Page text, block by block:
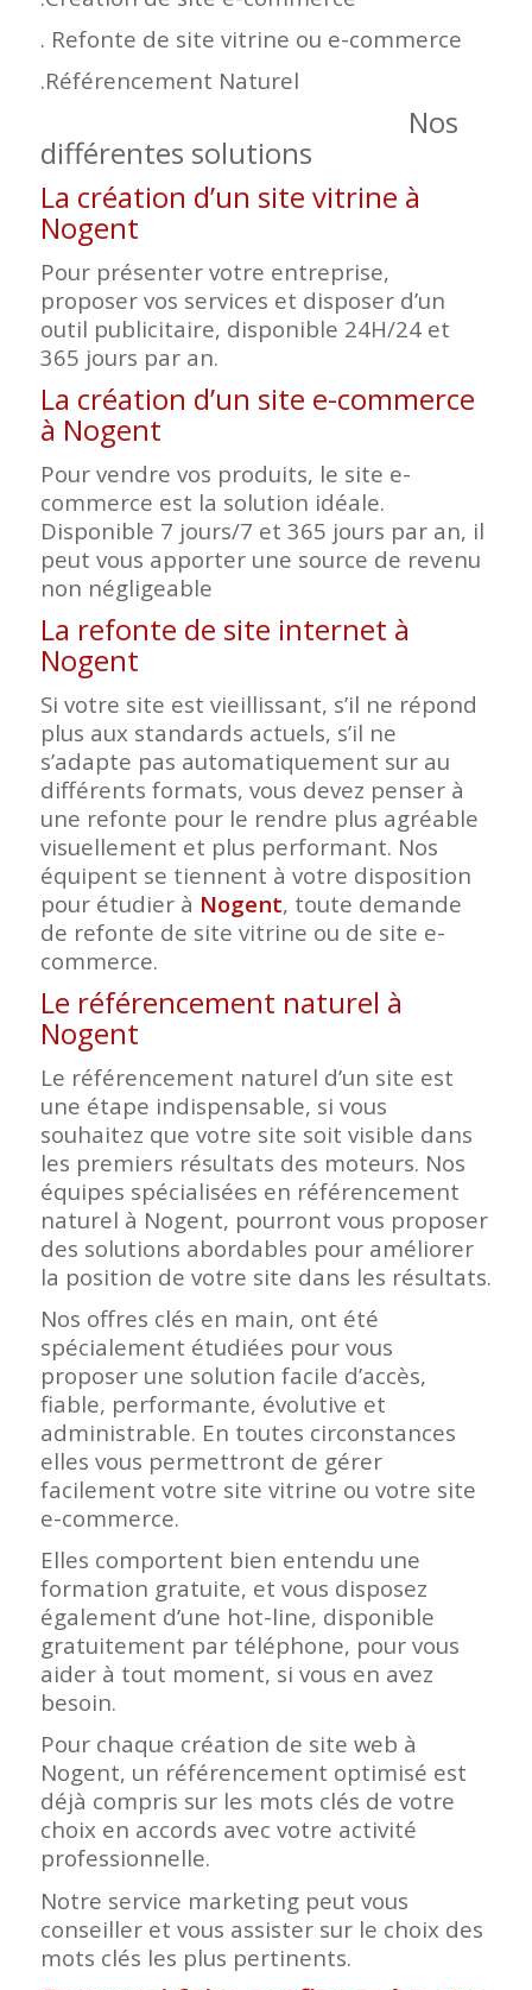
. Refonte de site vitrine ou e-commerce
.Référencement Naturel
Nos
différentes solutions
La création d’un site vitrine à
Nogent
Pour présenter votre entreprise,
proposer vos services et disposer d’un
outil publicitaire, disponible 24H/24 et
365 jours par an.
La création d’un site e-commerce
à Nogent
Pour vendre vos produits, le site e-
commerce est la solution idéale.
Disponible 7 jours/7 et 365 jours par an, il
peut vous apporter une source de revenu
non négligeable
La refonte de site internet à
Nogent
Si votre site est vieillissant, s’il ne répond
plus aux standards actuels, s’il ne
s’adapte pas automatiquement sur au
différents formats, vous devez penser à
une refonte pour le rendre plus agréable
visuellement et plus performant. Nos
équipent se tiennent à votre disposition
pour étudier à Nogent, toute demande
de refonte de site vitrine ou de site e-
commerce.
Le référencement naturel à
Nogent
Le référencement naturel d’un site est
une étape indispensable, si vous
souhaitez que votre site soit visible dans
les premiers résultats des moteurs. Nos
équipes spécialisées en référencement
naturel à Nogent, pourront vous proposer
des solutions abordables pour améliorer
la position de votre site dans les résultats.
Nos offres clés en main, ont été
spécialement étudiées pour vous
proposer une solution facile d’accès,
fiable, performante, évolutive et
administrable. En toutes circonstances
elles vous permettront de gérer
facilement votre site vitrine ou votre site
e-commerce.
Elles comportent bien entendu une
formation gratuite, et vous disposez
également d’une hot-line, disponible
gratuitement par téléphone, pour vous
aider à tout moment, si vous en avez
besoin.
Pour chaque création de site web à
Nogent, un référencement optimisé est
déjà compris sur les mots clés de votre
choix en accords avec votre activité
professionnelle.
Notre service marketing peut vous
conseiller et vous assister sur le choix des
mots clés les plus pertinents.